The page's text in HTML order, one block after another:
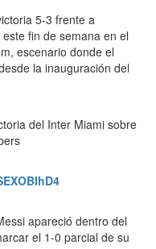
5-3 frente a
fin de semana en el
escenario donde el
la inauguración del
apareció dentro del
el 1-0 parcial de su